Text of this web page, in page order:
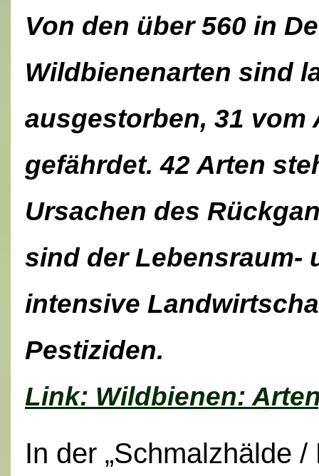
Von den über 560 in
Wildbienenarten sind
ausgestorben, 31 vom
gefährdet. 42 Arten
Ursachen des
sind der Lebensraum-
intensive
Pestiziden.
Link: Wildbienen:
In der „Schmalzhälde /